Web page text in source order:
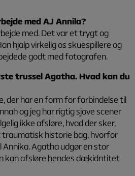
med AJ Annila?
med. Det var et trygt og
hjalp virkelig os skuespillere og
godt med fotografen.
trussel Agatha. Hvad kan du
der har en form for forbindelse til
og jeg har rigtig sjove scener
ikke afsløre, hvad der sker,
traumatisk historie bag, hvorfor
Annika. Agatha udgør en stor
kan afsløre hendes dækidntitet